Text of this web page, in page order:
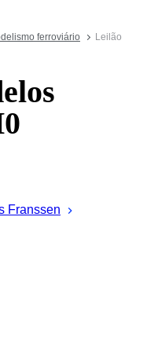
ferroviário
Leilão
Franssen